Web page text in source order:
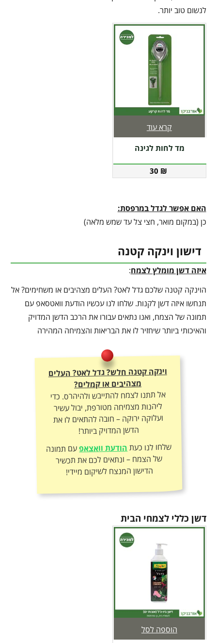
לנשום טוב יותר.
מד לחות לגינה
30 ₪
קרא עוד
האם אפשר לגדל במרפסת:
כן (במקום מואר, חצי צל עד שמש מלאה)
דישון וינקה קטנה
איזה דשן מומלץ לצמח:
הוינקה קטנה שלכם גדל לאט? העלים מצהיבים או משחימים? אל
תנחשו איזה דשן לקנות. שלחו לנו עכשיו הודעת וואטסאפ עם
תמונה של הצמח, ואנו נתאים עבורו את הרכב הדשן המדויק
והאיכותי ביותר שיחזיר לו את הבריאות והצמיחה המהירה
וינקה קטנה חלש? גדל לאט? העלים
מצהיבים או קמלים?
אל תתנו לצמח להתייבש ולהיהרס. כדי
ליהנות מצמיחה מטורפת, יבול עשיר
ועלוקה ירוקה – חובה להתאים לו את
הדשן המדויק ביותר!
שלחו לנו כעתהודעת וואצאפעם תמונה
של הצמח – ונתאים לכם את תכשיר
הדישון המנצח לשיקום מיידי!
דשן כללי לצמחי הבית
הוספה לסל